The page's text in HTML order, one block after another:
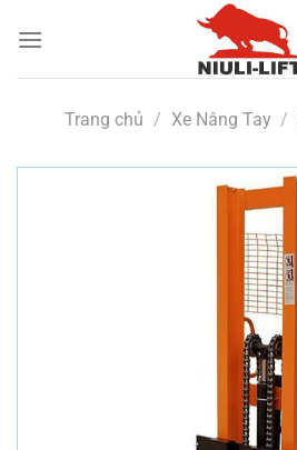
đến
Trang chủ / Xe Nâng Tay /